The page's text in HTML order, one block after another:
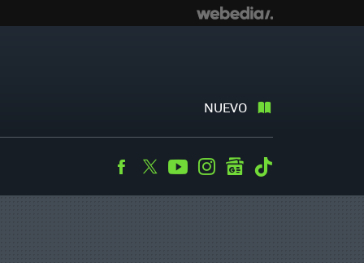
NUEVO
Facebook
TwitterYoutubeInstagramgooglenews